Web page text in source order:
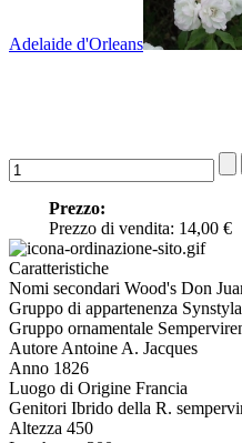
Adelaide d'Orleans
Prezzo:
Prezzo di vendita: 14,00 €
Caratteristiche
Nomi secondari Wood's Don
Gruppo di appartenenza
Gruppo ornamentale
AutoreAntoine A. Jacques
Anno 1826
Luogo di Origine Francia
Genitori Ibrido della R.
Altezza 450